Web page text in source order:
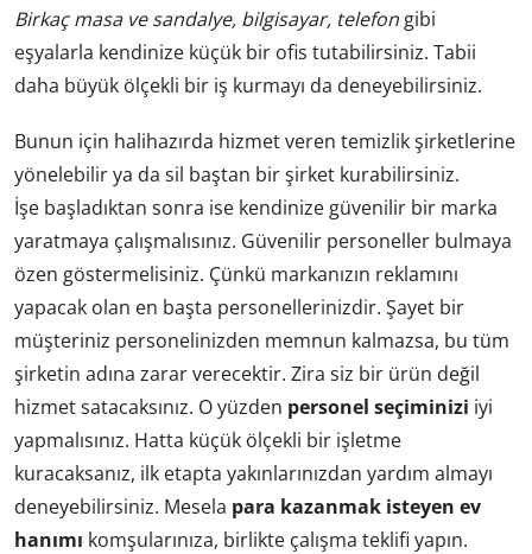
Birkaç masa ve sandalye, bilgisayar, telefon gibi
eşyalarla kendinize küçük bir ofis tutabilirsiniz. Tabii
daha büyük ölçekli bir iş kurmayı da deneyebilirsiniz.
Bunun için halihazırda hizmet veren temizlik şirketlerine
yönelebilir ya da sil baştan bir şirket kurabilirsiniz.
İşe başladıktan sonra ise kendinize güvenilir bir marka
yaratmaya çalışmalısınız. Güvenilir personeller bulmaya
özen göstermelisiniz. Çünkü markanızın reklamını
yapacak olan en başta personellerinizdir. Şayet bir
müşteriniz personelinizden memnun kalmazsa, bu tüm
şirketin adına zarar verecektir. Zira siz bir ürün değil
hizmet satacaksınız. O yüzden personel seçiminizi iyi
yapmalısınız. Hatta küçük ölçekli bir işletme
kuracaksanız, ilk etapta yakınlarınızdan yardım almayı
deneyebilirsiniz. Mesela para kazanmak isteyen ev
hanımı komşularınıza, birlikte çalışma teklifi yapın.